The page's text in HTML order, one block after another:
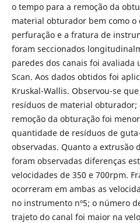
o tempo para a remoção da
material obturador bem como o
perfuração e a fratura de
foram seccionados
paredes dos canais foi avaliada
Scan. Aos dados obtidos foi
Kruskal-Wallis. Observou-se
resíduos de material obturador;
remoção da obturação foi
quantidade de resíduos de
observadas. Quanto a extrusão
foram observadas diferenças
velocidades de 350 e 700rpm.
ocorreram em ambas as
no instrumento nº5; o número
trajeto do canal foi maior na